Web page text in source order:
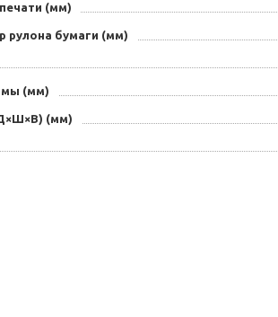
(мм)
рулона бумаги (мм)
(мм)
(мм)